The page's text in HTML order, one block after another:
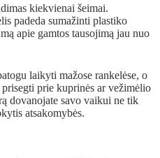
kiekvienai šeimai.
padeda sumažinti plastiko
apie gamtos tausojimą jau nuo
laikyti mažose rankelėse, o
prie kuprinės ar vežimėlio
dovanojate savo vaikui ne tik
atsakomybės.